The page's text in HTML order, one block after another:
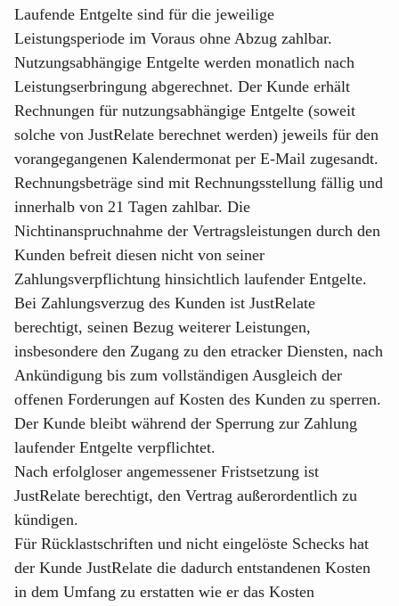
Laufende Entgelte sind für die jeweilige
Leistungsperiode im Voraus ohne Abzug zahlbar.
Nutzungsabhängige Entgelte werden monatlich nach
Leistungserbringung abgerechnet. Der Kunde erhält
Rechnungen für nutzungsabhängige Entgelte (soweit
solche von JustRelate berechnet werden) jeweils für den
vorangegangenen Kalendermonat per E-Mail zugesandt.
Rechnungsbeträge sind mit Rechnungsstellung fällig und
innerhalb von 21 Tagen zahlbar. Die
Nichtinanspruchnahme der Vertragsleistungen durch den
Kunden befreit diesen nicht von seiner
Zahlungsverpflichtung hinsichtlich laufender Entgelte.
Bei Zahlungsverzug des Kunden ist JustRelate
berechtigt, seinen Bezug weiterer Leistungen,
insbesondere den Zugang zu den etracker Diensten, nach
Ankündigung bis zum vollständigen Ausgleich der
offenen Forderungen auf Kosten des Kunden zu sperren.
Der Kunde bleibt während der Sperrung zur Zahlung
laufender Entgelte verpflichtet.
Nach erfolgloser angemessener Fristsetzung ist
JustRelate berechtigt, den Vertrag außerordentlich zu
kündigen.
Für Rücklastschriften und nicht eingelöste Schecks hat
der Kunde JustRelate die dadurch entstandenen Kosten
in dem Umfang zu erstatten wie er das Kosten